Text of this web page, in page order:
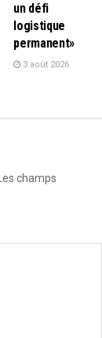
un défi
logistique
permanent»
3 août 2026
Les champs